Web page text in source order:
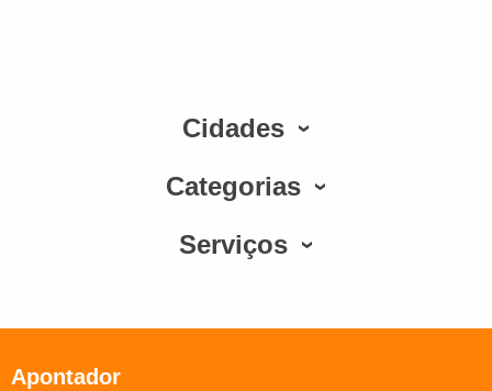
Cidades
Categorias
Serviços
Apontador